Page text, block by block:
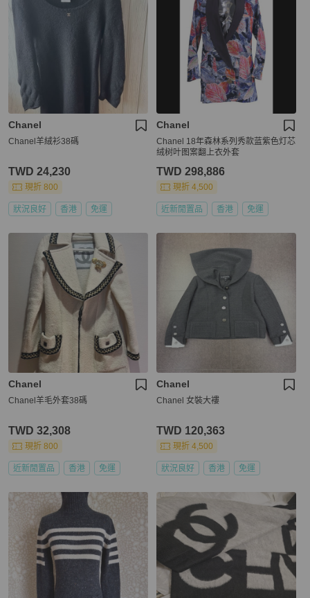
Chanel
Chanel羊絨衫38碼
TWD 24,230
現折 800
狀況良好 香港 免運
Chanel
Chanel 18年森林系列秀款蓝紫色灯芯
绒树叶图案翻上衣外套
TWD 298,886
現折 4,500
近新閒置品 香港 免運
Chanel
Chanel羊毛外套38碼
TWD 32,308
現折 800
近新閒置品 香港 免運
Chanel
Chanel 女裝大褸
TWD 120,363
現折 4,500
狀況良好 香港 免運